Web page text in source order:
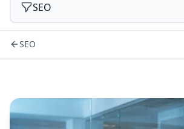
SEO
SEO